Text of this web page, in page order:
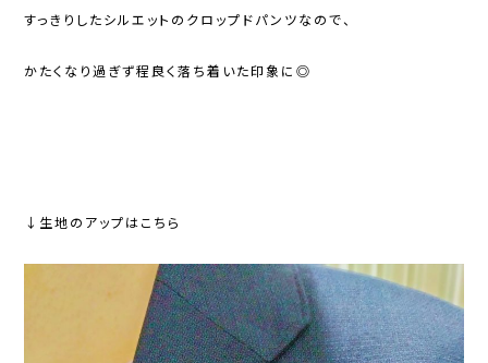
すっきりしたシルエットのクロップドパンツなので、
かたくなり過ぎず程良く落ち着いた印象に◎
↓生地のアップはこちら